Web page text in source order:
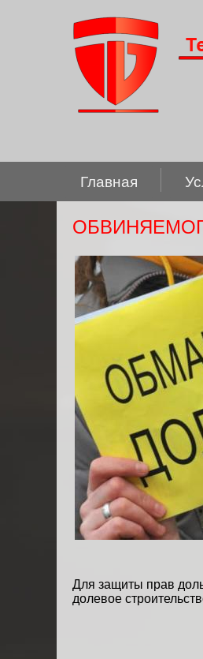
Главная
Для защиты прав
долевое